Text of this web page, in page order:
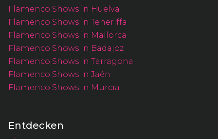
Flamenco Shows in Huelva
Flamenco Shows in Teneriffa
Flamenco Shows in Mallorca
Flamenco Shows in Badajoz
Flamenco Shows in Tarragona
Flamenco Shows in Jaén
Flamenco Shows in Murcia
Entdecken